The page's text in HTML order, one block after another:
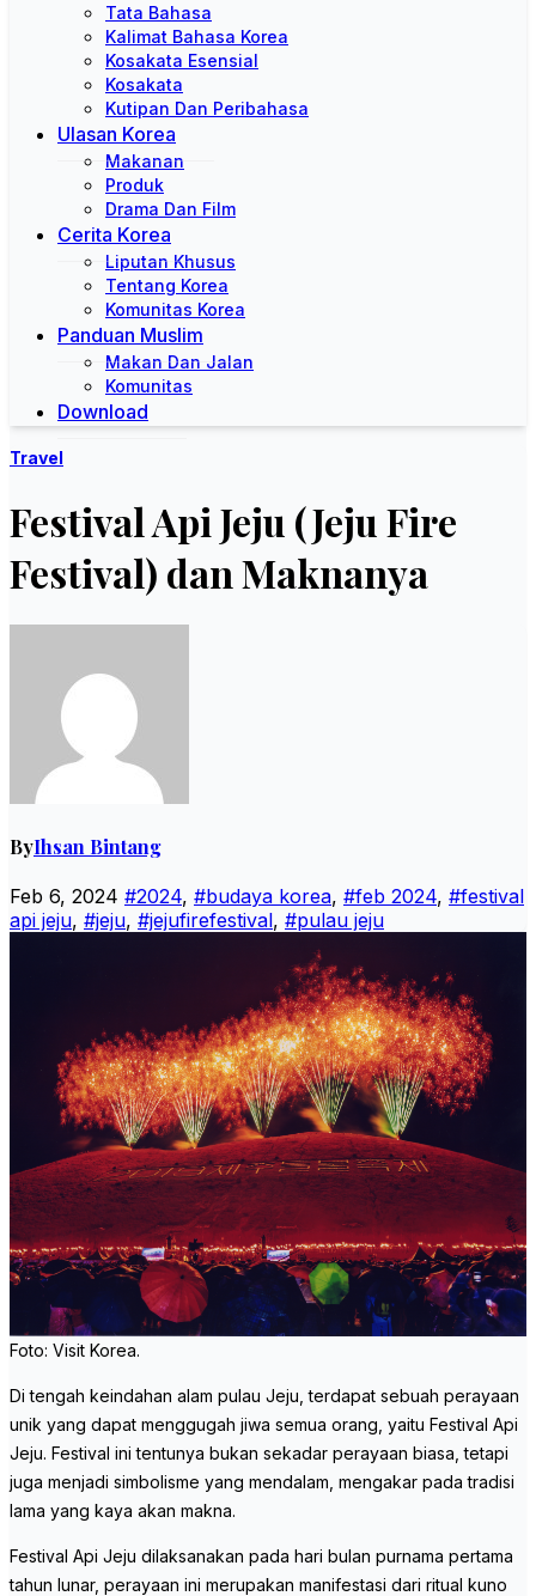
Tata Bahasa
Kalimat Bahasa Korea
Kosakata Esensial
Kosakata
Kutipan Dan Peribahasa
Ulasan Korea
Makanan
Produk
Drama Dan Film
Cerita Korea
Liputan Khusus
Tentang Korea
Komunitas Korea
Panduan Muslim
Makan Dan Jalan
Komunitas
Download
Travel
Festival Api Jeju (Jeju Fire
Festival) dan Maknanya
ByIhsan Bintang
Feb 6, 2024 #2024, #budaya korea, #feb 2024, #festival
api jeju, #jeju, #jejufirefestival, #pulau jeju
Foto: Visit Korea.
Di tengah keindahan alam pulau Jeju, terdapat sebuah perayaan
unik yang dapat menggugah jiwa semua orang, yaitu Festival Api
Jeju. Festival ini tentunya bukan sekadar perayaan biasa, tetapi
juga menjadi simbolisme yang mendalam, mengakar pada tradisi
lama yang kaya akan makna.
Festival Api Jeju dilaksanakan pada hari bulan purnama pertama
tahun lunar, perayaan ini merupakan manifestasi dari ritual kuno